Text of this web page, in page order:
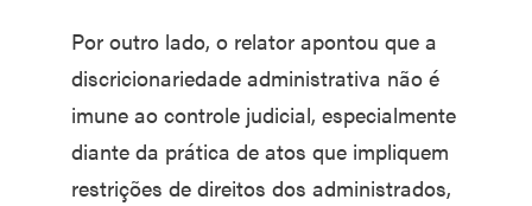
Por outro lado, o relator apontou que a
discricionariedade administrativa não é
imune ao controle judicial, especialmente
diante da prática de atos que impliquem
restrições de direitos dos administrados,